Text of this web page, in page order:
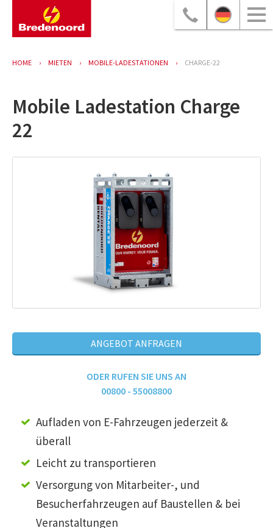
HOME MIETEN MOBILE-LADESTATIONEN CHARGE-22
Mobile Ladestation Charge
22
ANGEBOT ANFRAGEN
ODER RUFEN SIE UNS AN
00800 - 55008800
Aufladen von E-Fahrzeugen jederzeit &
überall
Leicht zu transportieren
Versorgung von Mitarbeiter-, und
Besucherfahrzeugen auf Baustellen & bei
Veranstaltungen